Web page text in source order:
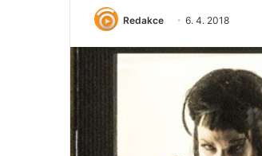
Redakce 6. 4. 2018